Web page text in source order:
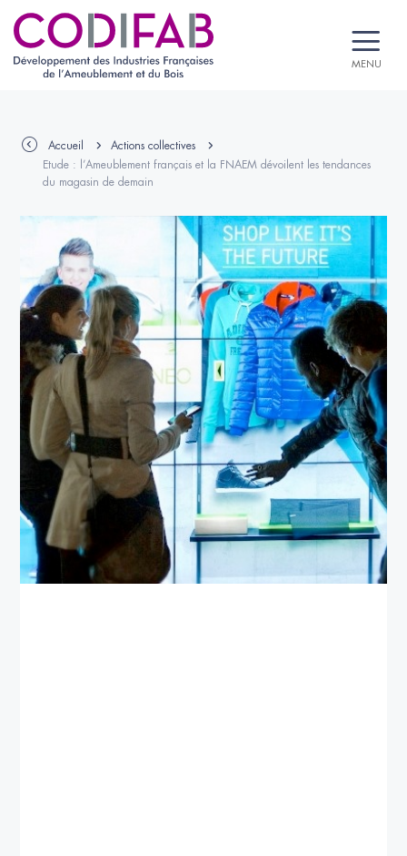
MENU
Accueil
Actions collectives
Etude : l’Ameublement français et la FNAEM dévoilent les tendances
du magasin de demain